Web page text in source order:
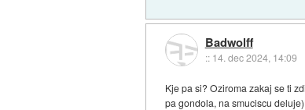
Badwolff
:: 14. dec 2024, 14:09
Kje pa si? Oziroma zakaj se ti
pa gondola, na smuciscu